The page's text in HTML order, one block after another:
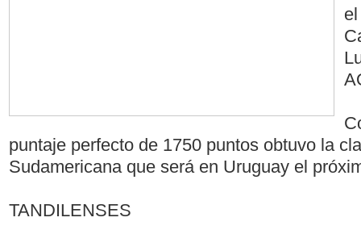
puntaje perfecto de 1750 puntos obtuvo la
Sudamericana que será en Uruguay el
TANDILENSES